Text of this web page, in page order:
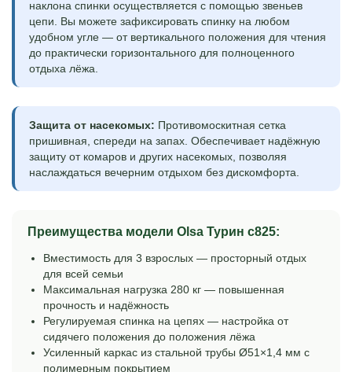
наклона спинки осуществляется с помощью звеньев
цепи. Вы можете зафиксировать спинку на любом
удобном угле — от вертикального положения для чтения
до практически горизонтального для полноценного
отдыха лёжа.
Защита от насекомых: Противомоскитная сетка
пришивная, спереди на запах. Обеспечивает надёжную
защиту от комаров и других насекомых, позволяя
наслаждаться вечерним отдыхом без дискомфорта.
Преимущества модели Olsa Турин c825:
Вместимость для 3 взрослых — просторный отдых
для всей семьи
Максимальная нагрузка 280 кг — повышенная
прочность и надёжность
Регулируемая спинка на цепях — настройка от
сидячего положения до положения лёжа
Усиленный каркас из стальной трубы Ø51×1,4 мм с
полимерным покрытием